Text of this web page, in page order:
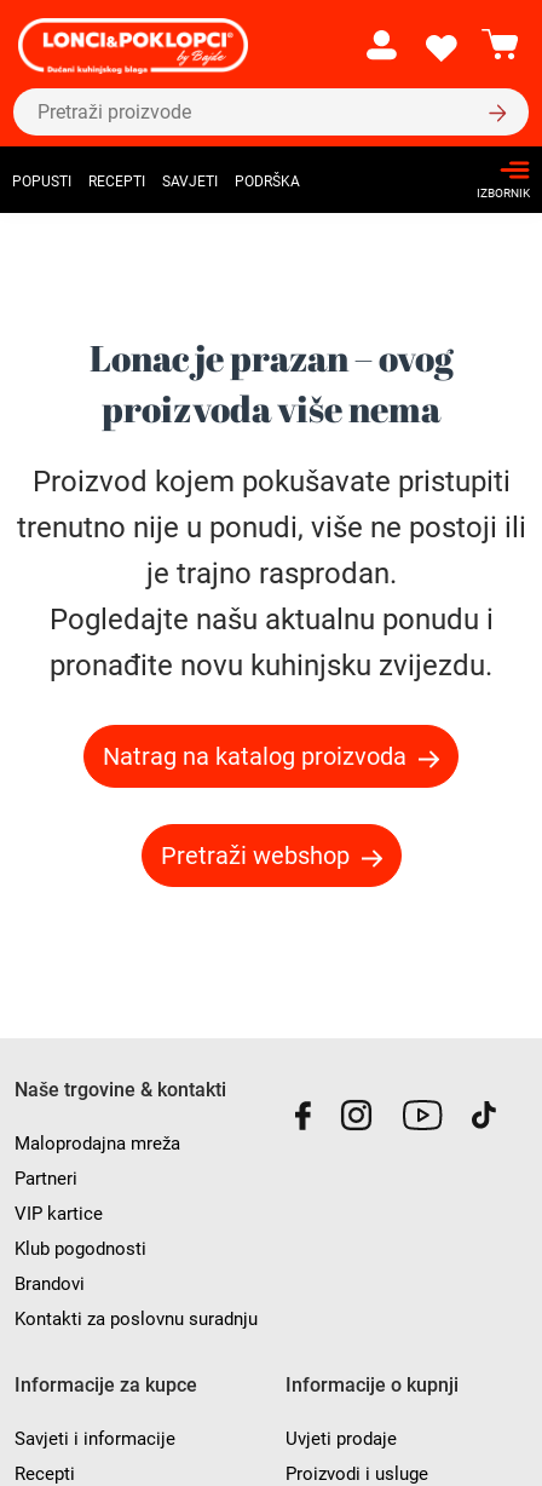
POPUSTI RECEPTI SAVJETI PODRŠKA
IZBORNIK
Lonac je prazan – ovog
proizvoda više nema
Proizvod kojem pokušavate pristupiti
trenutno nije u ponudi, više ne postoji ili
je trajno rasprodan.
Pogledajte našu aktualnu ponudu i
pronađite novu kuhinjsku zvijezdu.
Natrag na katalog proizvoda
Pretraži webshop
Naše trgovine & kontakti
Maloprodajna mreža
Partneri
VIP kartice
Klub pogodnosti
Brandovi
Kontakti za poslovnu suradnju
Informacije za kupce
Savjeti i informacije
Recepti
Informacije o kupnji
Uvjeti prodaje
Proizvodi i usluge